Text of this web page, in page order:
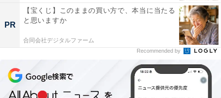
PR
【宝くじ】このままの買い方で、本当に当たる
と思いますか
合同会社デジタルファーム
Recommended by